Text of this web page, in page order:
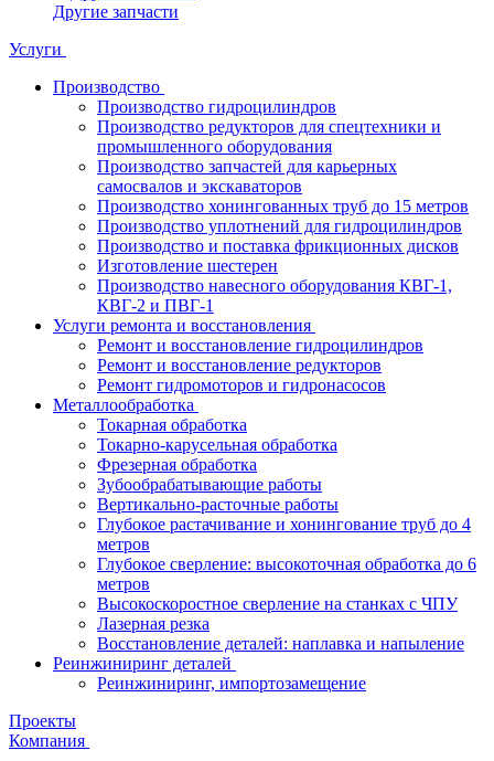
Другие запчасти
Услуги
Производство
Производство гидроцилиндров
Производство редукторов для спецтехники и
промышленного оборудования
Производство запчастей для карьерных
самосвалов и экскаваторов
Производство хонингованных труб до 15 метров
Производство уплотнений для гидроцилиндров
Производство и поставка фрикционных дисков
Изготовление шестерен
Производство навесного оборудования КВГ-1,
КВГ-2 и ПВГ-1
Услуги ремонта и восстановления
Ремонт и восстановление гидроцилиндров
Ремонт и восстановление редукторов
Ремонт гидромоторов и гидронасосов
Металлообработка
Токарная обработка
Токарно-карусельная обработка
Фрезерная обработка
Зубообрабатывающие работы
Вертикально-расточные работы
Глубокое растачивание и хонингование труб до 4
метров
Глубокое сверление: высокоточная обработка до 6
метров
Высокоскоростное сверление на станках с ЧПУ
Лазерная резка
Восстановление деталей: наплавка и напыление
Реинжиниринг деталей
Реинжиниринг, импортозамещение
Проекты
Компания